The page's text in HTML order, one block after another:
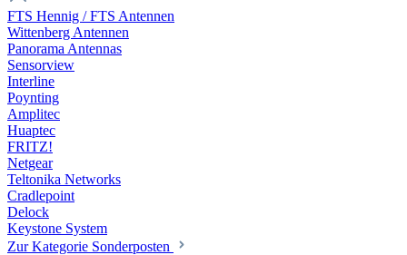
FTS Hennig / FTS Antennen
Wittenberg Antennen
Panorama Antennas
Sensorview
Interline
Poynting
Amplitec
Huaptec
FRITZ!
Netgear
Teltonika Networks
Cradlepoint
Delock
Keystone System
Zur Kategorie Sonderposten